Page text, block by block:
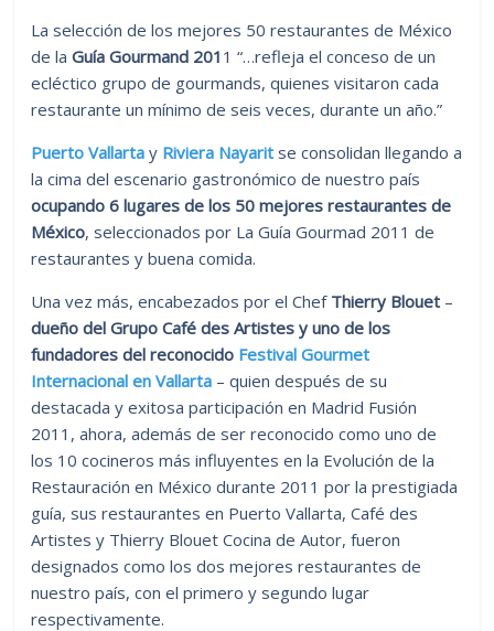
La selección de los mejores 50 restaurantes de México
de laGuía Gourmand 201 1 “…refleja el conceso de un
ecléctico grupo de gourmands, quienes visitaron cada
restaurante un mínimo de seis veces, durante un año.”
Puerto Vallarta y Riviera Nayarit se consolidan llegando a
la cima del escenario gastronómico de nuestro país
ocupando 6 lugares de los 50 mejores restaurantes de
México, seleccionados por La Guía Gourmad 2011 de
restaurantes y buena comida.
Una vez más, encabezados por el Chef Thierry Blouet –
dueño del Grupo Café des Artistes y uno de los
fundadores del reconocido Festival Gourmet
Internacional en Vallarta – quien después de su
destacada y exitosa participación en Madrid Fusión
2011, ahora, además de ser reconocido como uno de
los 10 cocineros más influyentes en la Evolución de la
Restauración en México durante 2011 por la prestigiada
guía, sus restaurantes en Puerto Vallarta, Café des
Artistes y Thierry Blouet Cocina de Autor, fueron
designados como los dos mejores restaurantes de
nuestro país, con el primero y segundo lugar
respectivamente.